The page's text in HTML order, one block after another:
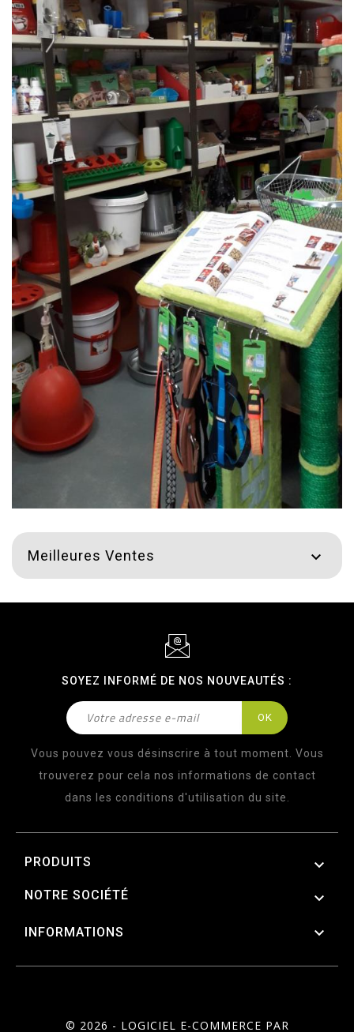
Meilleures Ventes 
SOYEZ INFORMÉ DE NOS NOUVEAUTÉS :
Vous pouvez vous désinscrire à tout moment. Vous
trouverez pour cela nos informations de contact
dans les conditions d'utilisation du site.
PRODUITS 
NOTRE SOCIÉTÉ 
INFORMATIONS 
© 2026 - LOGICIEL E-COMMERCE PAR